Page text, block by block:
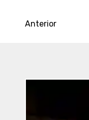
Anterior
Recientes